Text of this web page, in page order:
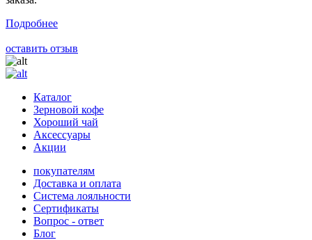
Подробнее
оставить отзыв
Каталог
Зерновой кофе
Хороший чай
Аксессуары
Акции
покупателям
Доставка и оплата
Система лояльности
Сертификаты
Вопрос - ответ
Блог